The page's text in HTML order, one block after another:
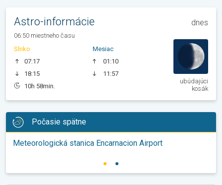
Astro-informácie dnes
06:50 miestneho času
Slnko
07:17
18:15
10h 58min.
Mesiac
01:10
11:57
ubúdajúci
kosák
Počasie spätne
Meteorologická stanica Encarnacion Airport